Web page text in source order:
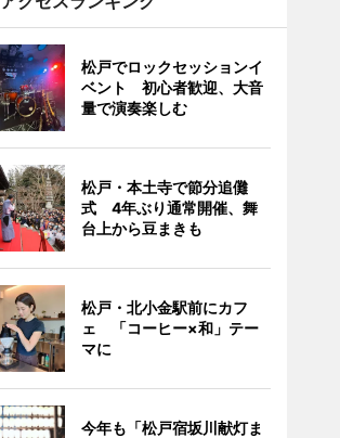
松戸でロックセッションイ
ベント 初心者歓迎、大音
量で演奏楽しむ
松戸・本土寺で節分追儺
式 4年ぶり通常開催、舞
台上から豆まきも
松戸・北小金駅前にカフ
ェ 「コーヒー×和」テー
マに
今年も「松戸宿坂川献灯ま